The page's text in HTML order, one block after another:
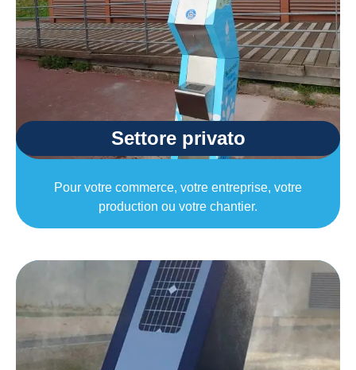
Settore privato
Pour votre commerce, votre entreprise, votre
production ou votre chantier.